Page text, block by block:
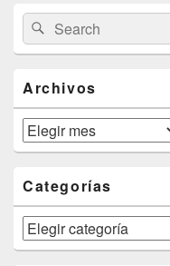
Primary
Sidebar
Widget
Area
Search
for:
Search
Archivos
Archivos
Categorías
Categorías